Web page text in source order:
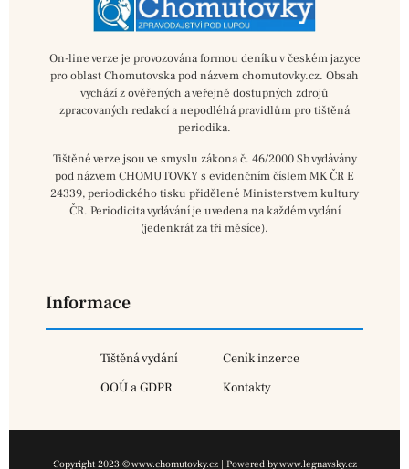
On-line verze je provozována formou deníku v českém jazyce
pro oblast Chomutovska pod názvem chomutovky.cz. Obsah
vychází z ověřených a veřejně dostupných zdrojů
zpracovaných redakcí a nepodléhá pravidlům pro tištěná
periodika.
Tištěné verze jsou ve smyslu zákona č. 46/2000 Sb vydávány
pod názvem CHOMUTOVKY s evidenčním číslem MK ČR E
24339, periodického tisku přidělené Ministerstvem kultury
ČR. Periodicita vydávání je uvedena na každém vydání
(jedenkrát za tři měsíce).
Informace
Tištěná vydání
Ceník inzerce
OOÚ a GDPR
Kontakty
Copyright 2023 © www.chomutovky.cz | Powered by www.legnavsky.cz